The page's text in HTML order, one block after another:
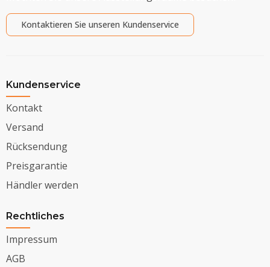
Kontaktieren Sie unseren Kundenservice
Kundenservice
Kontakt
Versand
Rücksendung
Preisgarantie
Händler werden
Rechtliches
Impressum
AGB